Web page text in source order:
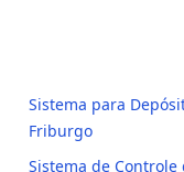
Sistema para
Friburgo
Sistema de